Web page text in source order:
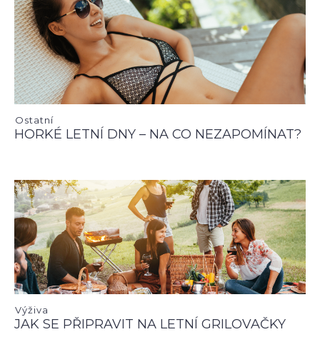
Ostatní
HORKÉ LETNÍ DNY – NA CO NEZAPOMÍNAT?
Výživa
JAK SE PŘIPRAVIT NA LETNÍ GRILOVAČKY